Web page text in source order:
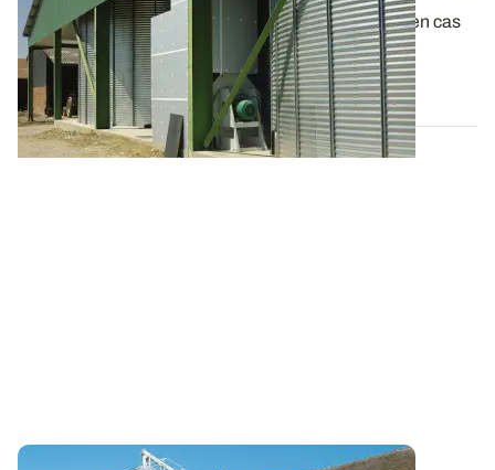
La ventilation séchante est une technique efficace en cas
de récolte humide. Mais pour...
11 JUIN 2015